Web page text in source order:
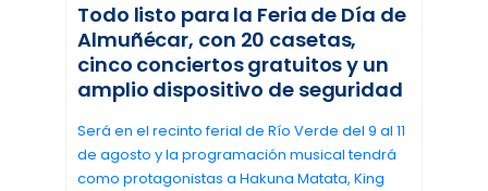
Todo listo para la Feria de Día de
Almuñécar, con 20 casetas,
cinco conciertos gratuitos y un
amplio dispositivo de seguridad
Será en el recinto ferial de Río Verde del 9 al 11
de agosto y la programación musical tendrá
como protagonistas a Hakuna Matata, King